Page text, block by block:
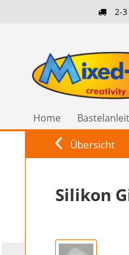
2-
Home
Übersicht
Silikon